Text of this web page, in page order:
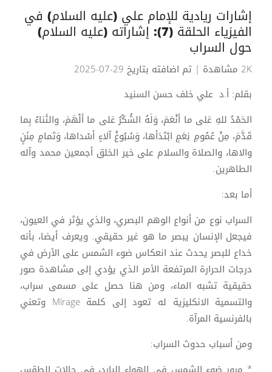
إشارات ريادية للإمام علي (عليه السلام) في
الفيزياء الحلقة (7): إشاراته (عليه السلام)
حول السراب
2K مشاهدة
| تم اضافته بتاريخ 29-07-2025
بقلم: أ.د علي خلف حسن السنيد
الحَمْدُ للهِ عَلى ما أنْعَمَ، وَلَهُ الشُكْرُ عَلى ما ألْهَمَ، والثَناءُ بِما
قَدَّمَ، مِنْ عُمُومِ نِعَمٍ ابْتَدَأها، وَسُبُوغُ آلاءٍ أسْداها، وَتَمامٍ مِنَنٍ
والاها، والصلاة والسلام على خير الخلق أجمعين محمد وآله
الطاهرين.
أما بعد:
السراب نوع من أنواع الوهم البصري، والذي يؤثر في العيون،
فيجعل الإنسان يبصر ما هو غير حقيقي. ويعرف أيضا، بأنه
خداع للبصر يحدث عند انعكاس ضوء الشمس على الأرض في
درجات الحرارة المرتفعة الأمر الذي يؤدي إلى مشاهدة صور
حقيقية تشبه الماء، ومن هنا حصل على مسمى سراب،
والتسمية الانكليزية له تعود إلى كلمة Mirage وتعني
بالفرنسية المرآة.
ومن أسباب حدوث السراب: